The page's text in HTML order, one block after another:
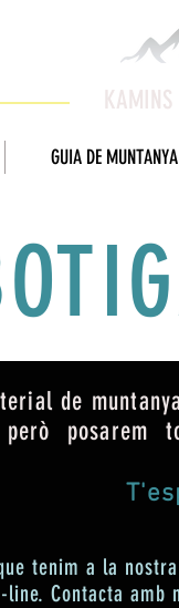
KAMINS
GUIA DE MUNTANYA
tenim a la
line. Contacta
de
però posarem